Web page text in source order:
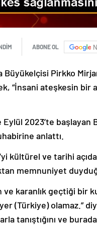
ABONE OL
Büyükelçisi Pirkko
“İnsani ateşkesin bir
2023’te başlayan
anlattı.
kültürel ve tarihi
memnuniyet
ve karanlık geçtiği
(Türkiye) olamaz.”
tanıştığını ve